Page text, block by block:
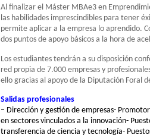
Al finalizar el Máster MBAe3 en
las habilidades imprescindibles para tener
permite aplicar a la empresa lo aprendido.
dos puntos de apoyo básicos a la hora de
Los estudiantes tendrán a su disposición
red propia de 7.000 empresas y
ello gracias al apoyo de la Diputación Foral
Salidas profesionales
– Dirección y gestión de empresas-
en sectores vinculados a la innovación-
transferencia de ciencia y tecnología-